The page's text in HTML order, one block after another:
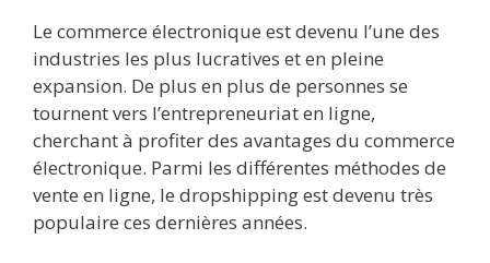
Le commerce électronique est devenu l’une des
industries les plus lucratives et en pleine
expansion. De plus en plus de personnes se
tournent vers l’entrepreneuriat en ligne,
cherchant à profiter des avantages du commerce
électronique. Parmi les différentes méthodes de
vente en ligne, le dropshipping est devenu très
populaire ces dernières années.